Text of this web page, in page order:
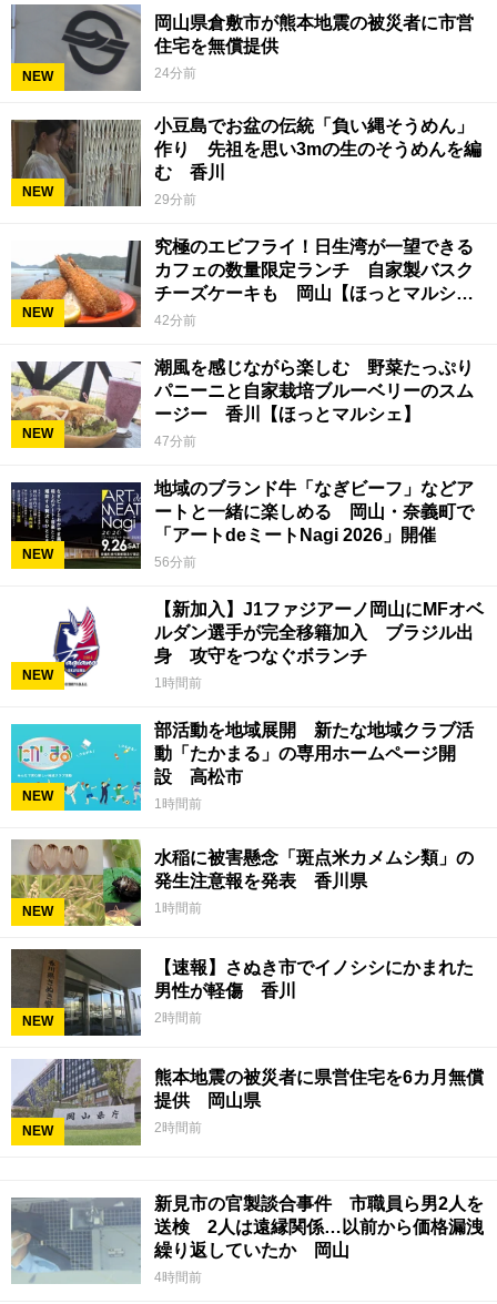
NEW
岡山県倉敷市が熊本地震の被災者に市営
住宅を無償提供
24分前
NEW
小豆島でお盆の伝統「負い縄そうめん」
作り 先祖を思い3mの生のそうめんを編
む 香川
29分前
NEW
究極のエビフライ！日生湾が一望できる
カフェの数量限定ランチ 自家製バスク
チーズケーキも 岡山【ほっとマルシ
ェ】
42分前
NEW
潮風を感じながら楽しむ 野菜たっぷり
パニーニと自家栽培ブルーベリーのスム
ージー 香川【ほっとマルシェ】
47分前
NEW
地域のブランド牛「なぎビーフ」などア
ートと一緒に楽しめる 岡山・奈義町で
「アートdeミートNagi 2026」開催
56分前
NEW
【新加入】J1ファジアーノ岡山にMFオベ
ルダン選手が完全移籍加入 ブラジル出
身 攻守をつなぐボランチ
1時間前
NEW
部活動を地域展開 新たな地域クラブ活
動「たかまる」の専用ホームページ開
設 高松市
1時間前
NEW
水稲に被害懸念「斑点米カメムシ類」の
発生注意報を発表 香川県
1時間前
NEW
【速報】さぬき市でイノシシにかまれた
男性が軽傷 香川
2時間前
NEW
熊本地震の被災者に県営住宅を6カ月無償
提供 岡山県
2時間前
新見市の官製談合事件 市職員ら男2人を
送検 2人は遠縁関係…以前から価格漏洩
繰り返していたか 岡山
4時間前